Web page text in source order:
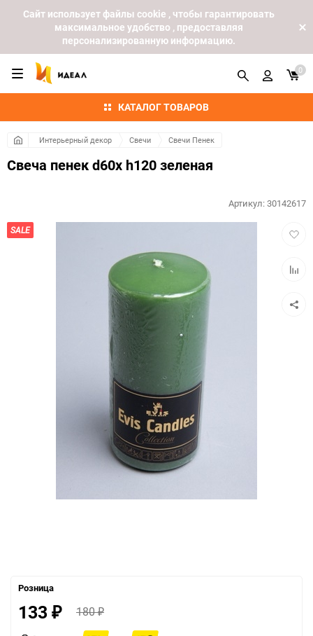
Cайт использует файлы cookie , чтобы гарантировать
максимальное удобство , предоставляя
персонализированную информацию.
КАТАЛОГ ТОВАРОВ
0
Интерьерный декор Свечи Свечи Пенек
Свеча пенек d60х h120 зеленая
SALE
Артикул:30142617
Розница
133 ₽ 180₽